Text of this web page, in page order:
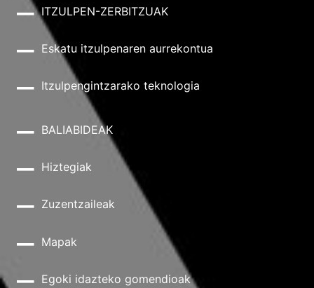
ITZULPEN-ZERBITZUAK
Eskatu itzulpenaren aurrekontua
Itzulpengintzarako teknologia
BALIABIDEAK
Hiztegiak
Zuzentzaileak
Mapak
Egoki idazteko gomendioak